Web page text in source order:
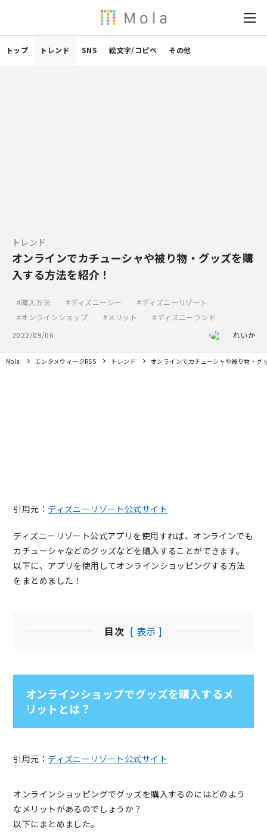
トップ トレンド SNS 絵文字/コピペ その他
トレンド
オンラインでカチューシャや被り物・グッズを購
入する方法を紹介！
購入方法 ディズニーシー
ディズニーリゾート
オンラインショップ
メリット
ディズニーランド
2022/09/06
れいか
Mola エンタメウィークRSS トレンド オンラインでカチューシャや被り物・グ
引用元： ディズニーリゾート公式サイト
ディズニーリゾート公式アプリを使用すれば、オンラインでも
カチューシャなどのグッズなどを購入することができます。
以下に、アプリを使用してオンラインショッピングする方法
をまとめました！
目次 [ 表示 ]
オンラインショップでグッズを購入するメ
リットとは？
引用元： ディズニーリゾート公式サイト
オンラインショッピングでグッズを購入するのにはどのよう
なメリットがあるのでしょうか？
以下にまとめました。